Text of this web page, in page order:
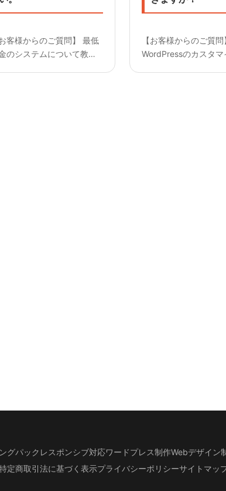
お客様からのご質問】 最低
のシステムについて教え
【お客様からのご質問
WordPressのカスタマ
グパック レスポンシブ対応ワードプレス制作Webデザイン
定商取引法に基づく表示プライバシーポリシーサイトマッ